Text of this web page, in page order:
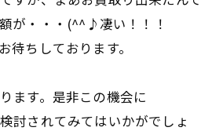
が・・・(^^♪凄い！！！
待ちしております。
ます。是非この機会に
討されてみてはいかがでしょ